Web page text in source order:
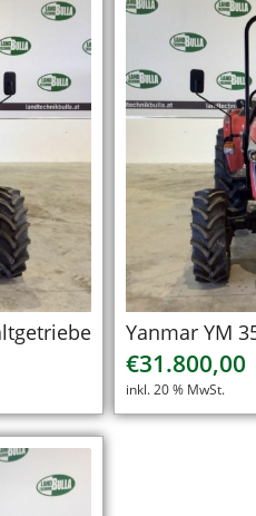
Yanmar YM
€31.800,00
inkl. 20 % MwSt.